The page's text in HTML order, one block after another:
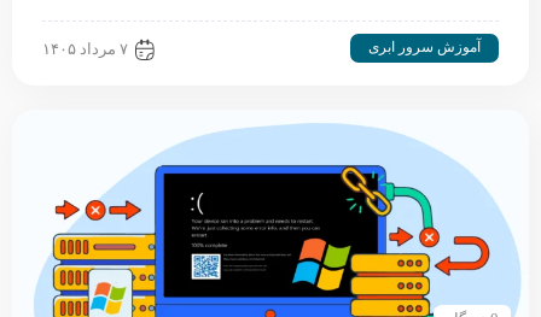
آموزش سرور ابری ۷ مرداد ۱۴۰۵